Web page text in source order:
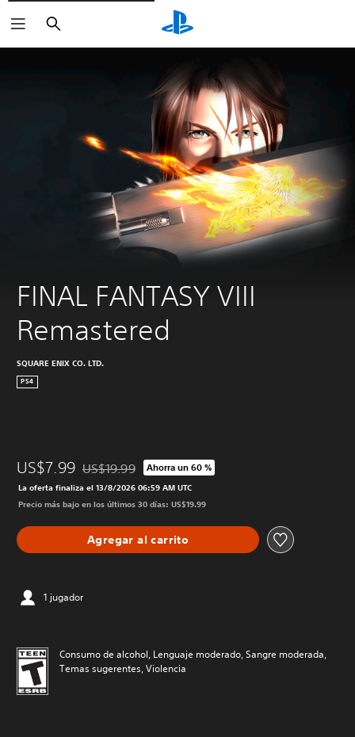
Buscar
FINAL FANTASY VIII
Remastered
SQUARE ENIX CO. LTD.
PS4
US$7.99 Rebajado del precio original de US$19.99
US$19.99 Ahorra un 60 %
La oferta finaliza el 13/8/2026 06:59 AM UTC
Precio más bajo en los últimos 30 días: US$19.99
Agregar al carrito
1 jugador
Consumo de alcohol, Lenguaje moderado, Sangre moderada,
Temas sugerentes, Violencia